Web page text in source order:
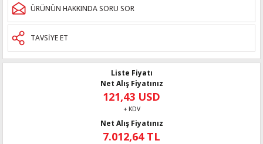
ÜRÜNÜN HAKKINDA SORU SOR
TAVSİYE ET
Liste Fiyatı
Net Alış Fiyatınız
121,43 USD
+ KDV
Net Alış Fiyatınız
7.012,64 TL